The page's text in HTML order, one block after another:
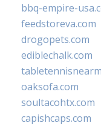
bbq-empire-
feedstoreva.com
drogopets.com
ediblechalk.com
oaksofa.com
soultacohtx.com
capishcaps.com